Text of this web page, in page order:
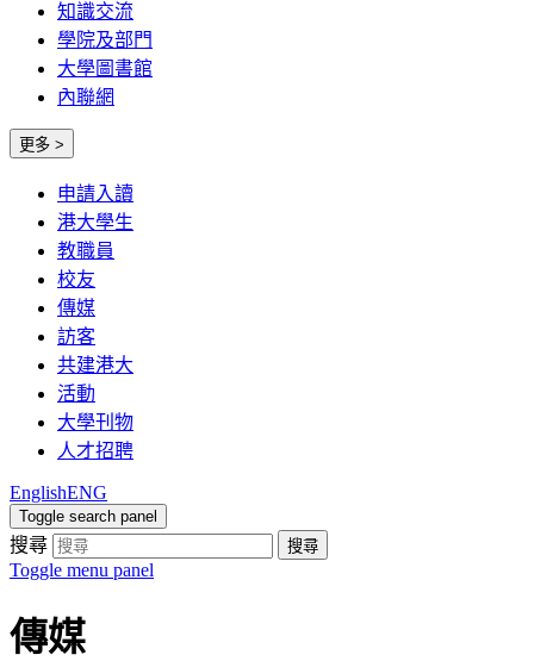
知識交流
學院及部門
大學圖書館
內聯網
更多 >
申請入讀
港大學生
教職員
校友
傳媒
訪客
共建港大
活動
大學刊物
人才招聘
EnglishENG
Toggle search panel
搜尋 搜尋
Toggle menu panel
傳媒